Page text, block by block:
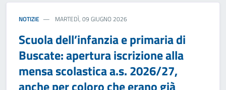
NOTIZIE MARTEDÌ, 09 GIUGNO 2026
Scuola dell’infanzia e primaria di
Buscate: apertura iscrizione alla
mensa scolastica a.s. 2026/27,